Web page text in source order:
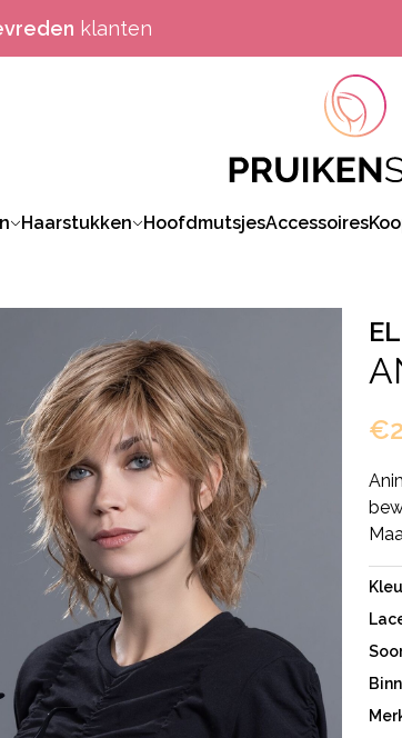
klanten
Haarstukken HoofdmutsjesAccessoires